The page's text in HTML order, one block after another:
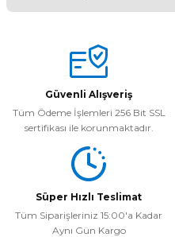
Güvenli Alışveriş
Tüm Ödeme İşlemleri 256 Bit SSL
sertifikası ile korunmaktadır.
Süper Hızlı Teslimat
Tüm Siparişleriniz 15:00'a Kadar
Aynı Gün Kargo